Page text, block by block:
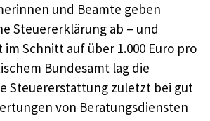
und Beamte geben
Steuererklärung ab – und
Schnitt auf über 1.000 Euro pro
Bundesamt lag die
Steuererstattung zuletzt bei gut
von Beratungsdiensten